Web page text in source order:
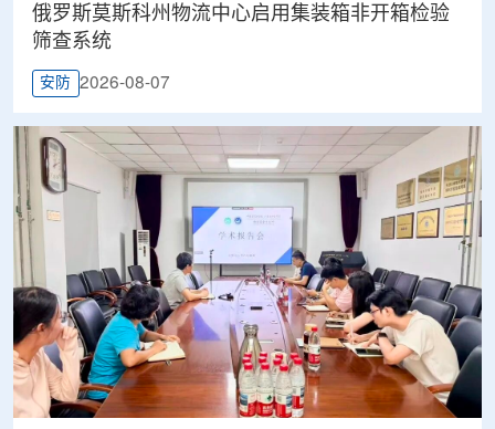
俄罗斯莫斯科州物流中心启用集装箱非开箱检验
筛查系统
安防 2026-08-07